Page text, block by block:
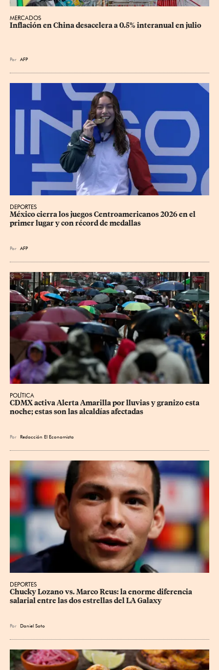
MERCADOS
Inflación en China desacelera a 0.5% interanual en julio
Por AFP
DEPORTES
México cierra los juegos Centroamericanos 2026 en el
primer lugar y con récord de medallas
Por AFP
POLÍTICA
CDMX activa Alerta Amarilla por lluvias y granizo esta
noche; estas son las alcaldías afectadas
Por Redacción El Economista
DEPORTES
Chucky Lozano vs. Marco Reus: la enorme diferencia
salarial entre las dos estrellas del LA Galaxy
Por Daniel Soto